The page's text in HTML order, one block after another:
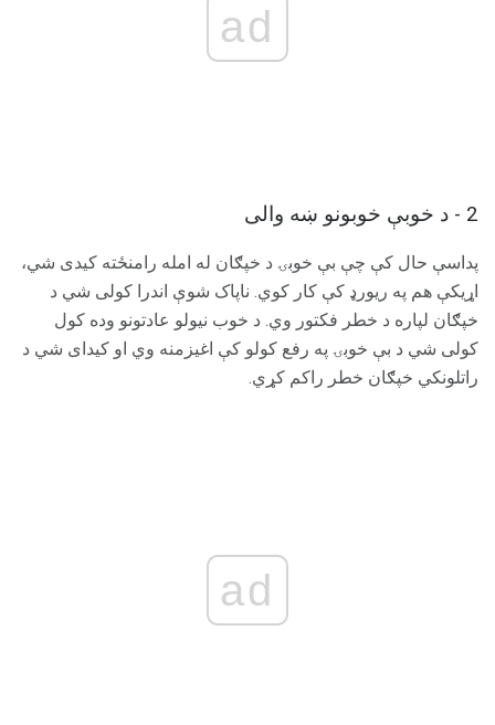
ad
2 - د خوبې خوبونو ښه والی
پداسې حال کې چې بې خوبۍ د خپګان له امله رامنځته کیدی شي،
اړیکې هم په ریورډ کې کار کوي. ناپاک شوې اندرا کولی شي د
خپګان لپاره د خطر فکتور وي. د خوب نیولو عادتونو وده کول
کولی شي د بې خوبۍ په رفع کولو کې اغیزمنه وي او کیدای شي د
راتلونکي خپګان خطر راکم کړي.
ad